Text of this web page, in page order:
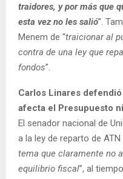
traidores, y por más que
esta vez no les salió”.
Menem de “traicionar al
contra de una ley que
fondos”.
Carlos Linares
afecta el Presupuesto
El senador nacional de
a la ley de reparto de
tema que claramente no
equilibrio fiscal”, al